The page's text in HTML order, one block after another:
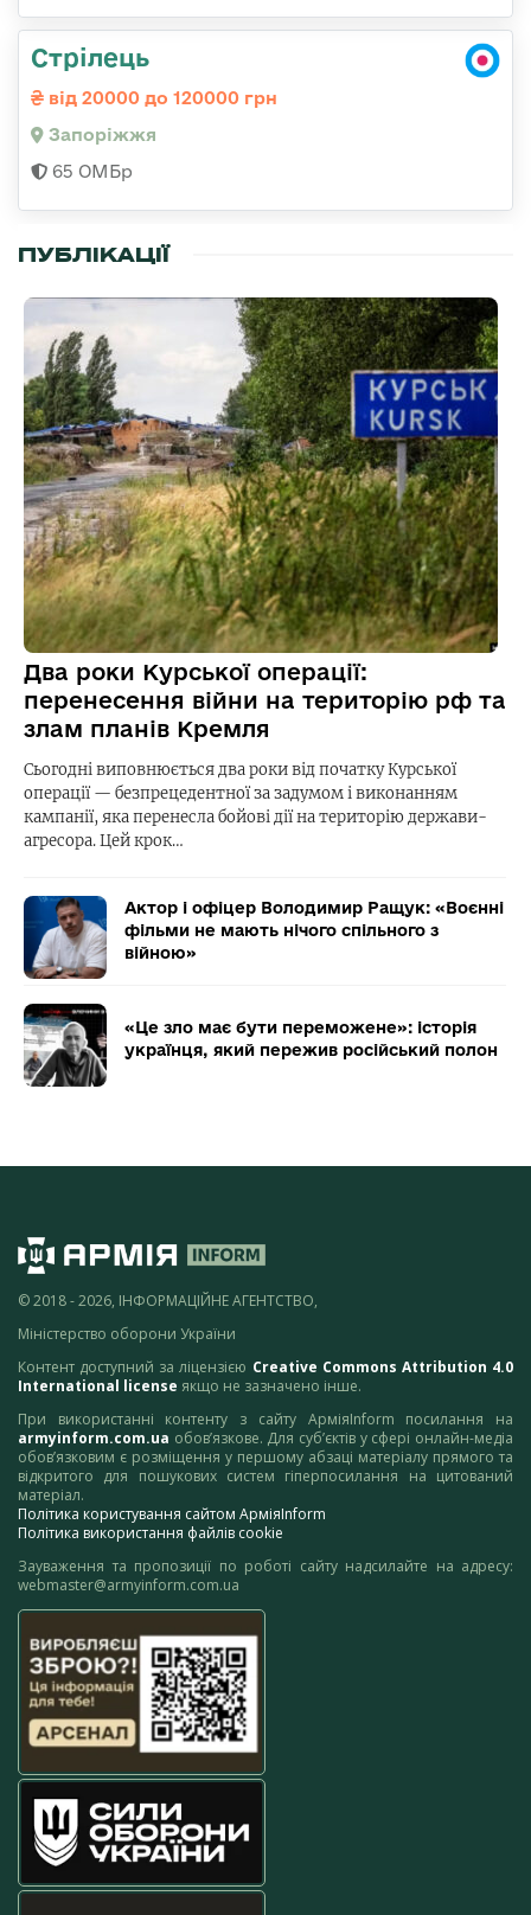
Стрілець
від 20000 до 120000 грн
Запоріжжя
65 ОМБр
ПУБЛІКАЦІЇ
Два роки Курської операції:
перенесення війни на територію рф та
злам планів Кремля
Сьогодні виповнюється два роки від початку Курської
операції — безпрецедентної за задумом і виконанням
кампанії, яка перенесла бойові дії на територію держави-
агресора. Цей крок…
Актор і офіцер Володимир Ращук: «Воєнні
фільми не мають нічого спільного з
війною»
«Це зло має бути переможене»: історія
українця, який пережив російський полон
© 2018 - 2026, ІНФОРМАЦІЙНЕ АГЕНТСТВО,
Міністерство оборони України
Контент доступний за ліцензією Creative Commons Attribution 4.0
International license якщо не зазначено інше.
При використанні контенту з сайту АрміяInform посилання на
armyinform.com.ua обов’язкове. Для суб’єктів у сфері онлайн-медіа
обов’язковим є розміщення у першому абзаці матеріалу прямого та
відкритого для пошукових систем гіперпосилання на цитований
матеріал.
Політика користування сайтом АрміяInform
Політика використання файлів cookie
Зауваження та пропозиції по роботі сайту надсилайте на адресу:
webmaster@armyinform.com.ua